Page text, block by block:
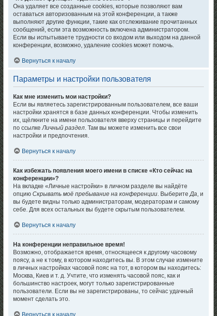
Она удаляет все созданные cookies, которые позволяют вам
оставаться авторизованным на этой конференции, а также
выполняют другие функции, такие как отслеживание прочитанных
сообщений, если эта возможность включена администратором.
Если вы испытываете трудности со входом или выходом на данной
конференции, возможно, удаление cookies может помочь.
Вернуться к началу
Параметры и настройки пользователя
Как мне изменить мои настройки?
Если вы являетесь зарегистрированным пользователем, все ваши
настройки хранятся в базе данных конференции. Чтобы изменить
их, щёлкните на имени пользователя вверху страницы и перейдите
по ссылкеЛичный раздел. Там вы можете изменить все свои
настройки и предпочтения.
Вернуться к началу
Как избежать появления моего имени в списке «Кто сейчас на
конференции»?
На вкладке «Личные настройки» в личном разделе вы найдёте
опциюСкрывать моё пребывание на конференции. ВыберитеДа, и
вы будете видны только администраторам, модераторам и самому
себе. Для всех остальных вы будете скрытым пользователем.
Вернуться к началу
На конференции неправильное время!
Возможно, отображается время, относящееся к другому часовому
поясу, а не к тому, в котором находитесь вы. В этом случае измените
в личных настройках часовой пояс на тот, в котором вы находитесь:
Москва, Киев и т. д. Учтите, что изменять часовой пояс, как и
большинство настроек, могут только зарегистрированные
пользователи. Если вы не зарегистрированы, то сейчас удачный
момент сделать это.
Вернуться к началу